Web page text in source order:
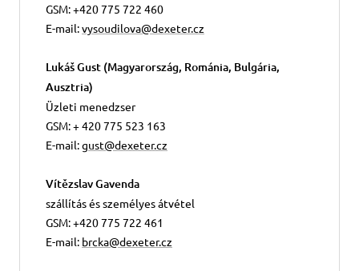
GSM: +420 775 722 460
E-mail:vysoudilova@dexeter.cz
Lukáš Gust (Magyarország, Románia, Bulgária,
Ausztria)
Üzleti menedzser
GSM: + 420 775 523 163
E-mail:gust@dexeter.cz
Vítězslav Gavenda
szállítás és személyes átvétel
GSM: +420 775 722 461
E-mail: brcka@dexeter.cz